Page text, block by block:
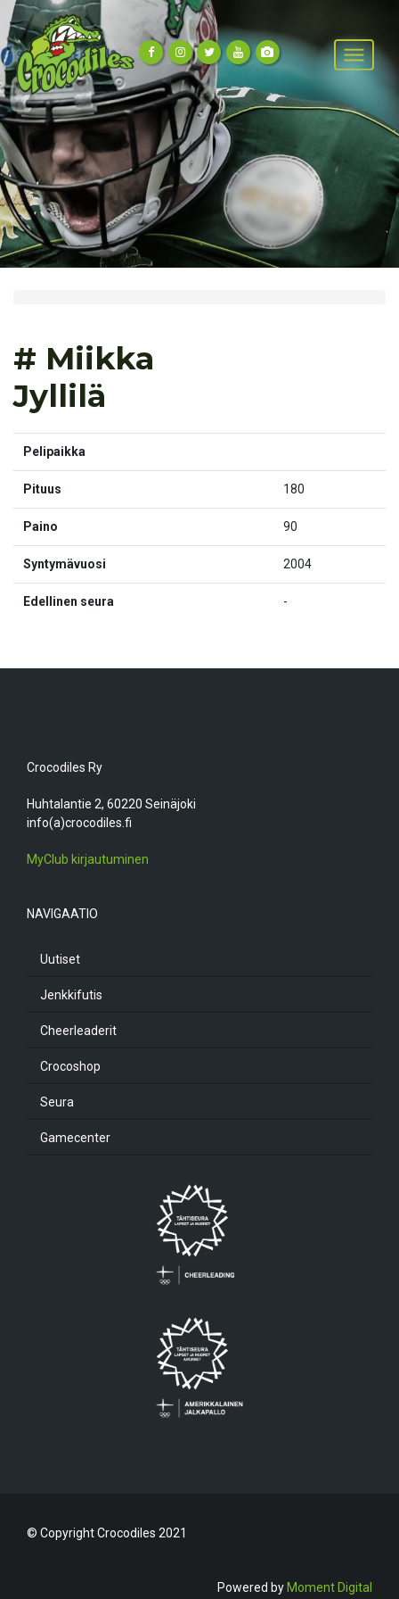
# Miikka
Jyllilä
Pelipaikka
Pituus 180
Paino 90
Syntymävuosi 2004
Edellinen seura -
Crocodiles Ry
Huhtalantie 2, 60220 Seinäjoki
info(a)crocodiles.fi
MyClub kirjautuminen
NAVIGAATIO
Uutiset
Jenkkifutis
Cheerleaderit
Crocoshop
Seura
Gamecenter
© Copyright Crocodiles 2021
Powered by Moment Digital